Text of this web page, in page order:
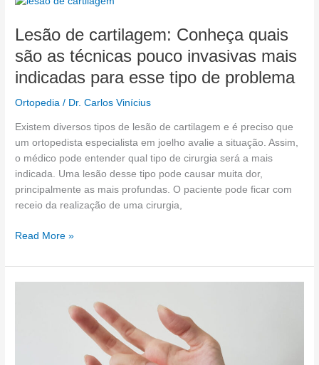
Lesão de cartilagem: Conheça quais
são as técnicas pouco invasivas mais
indicadas para esse tipo de problema
Ortopedia / Dr. Carlos Vinícius
Existem diversos tipos de lesão de cartilagem e é preciso que
um ortopedista especialista em joelho avalie a situação. Assim,
o médico pode entender qual tipo de cirurgia será a mais
indicada. Uma lesão desse tipo pode causar muita dor,
principalmente as mais profundas. O paciente pode ficar com
receio da realização de uma cirurgia,
cartilagem:
quais
são
técnicas
pouco
invasivas
mais
indicadas
para
esse
de
Read More »